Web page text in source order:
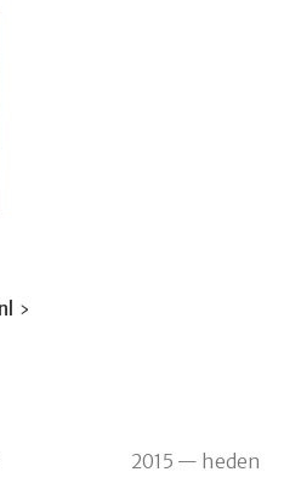
2015 — heden